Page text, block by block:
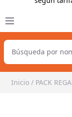
Inicio / PACK